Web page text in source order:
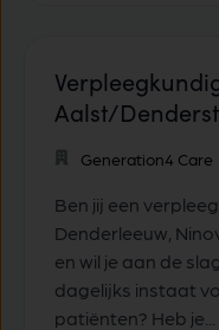
Aalst/
Generation4 Care
Ben jij een
Denderleeuw,
en wil je aan de
dagelijks instaat
patiënten? Heb je...